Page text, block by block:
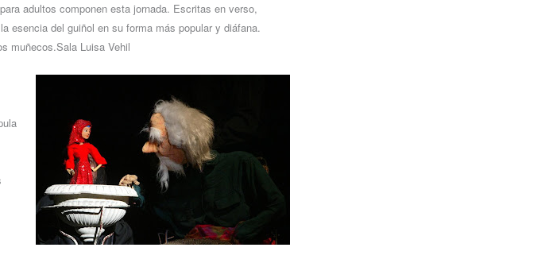
adultos componen esta jornada. Escritas en verso,
esencia del guiñol en su forma más popular y diáfana.
muñecos.Sala Luisa Vehil